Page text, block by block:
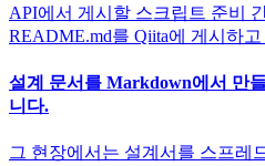
API에서 게시할 스크립트 준비
README.md를 Qiita에 게시하고
설계 문서를 Markdown에서 만
니다.
그 현장에서는 설계서를 스프레